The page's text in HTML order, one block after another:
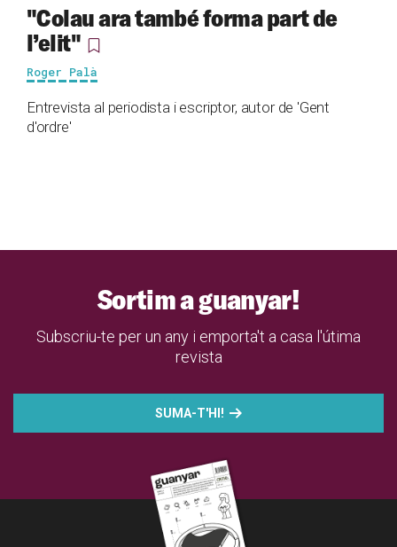
"Colau ara també forma part de
l’elit"
Roger Palà
Entrevista al periodista i escriptor, autor de 'Gent
d'ordre'
Sortim a guanyar!
Subscriu-te per un any i emporta't a casa l'útima
revista
SUMA-T'HI!